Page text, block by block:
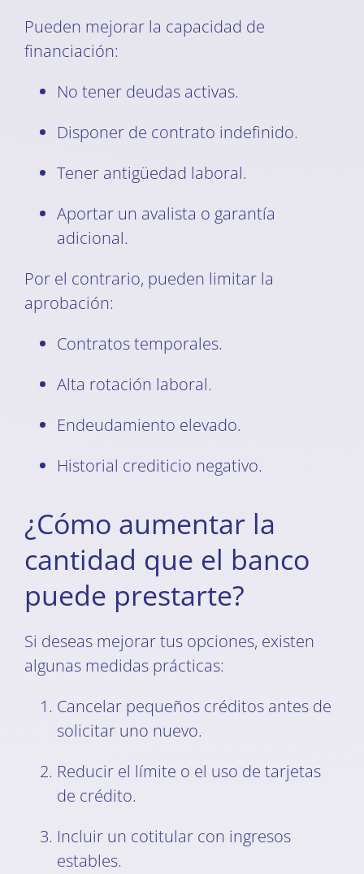
Pueden mejorar la capacidad de
financiación:
No tener deudas activas.
Disponer de contrato indefinido.
Tener antigüedad laboral.
Aportar un avalista o garantía
adicional.
Por el contrario, pueden limitar la
aprobación:
Contratos temporales.
Alta rotación laboral.
Endeudamiento elevado.
Historial crediticio negativo.
¿Cómo aumentar la
cantidad que el banco
puede prestarte?
Si deseas mejorar tus opciones, existen
algunas medidas prácticas:
Cancelar pequeños créditos antes de
solicitar uno nuevo.
Reducir el límite o el uso de tarjetas
de crédito.
Incluir un cotitular con ingresos
estables.